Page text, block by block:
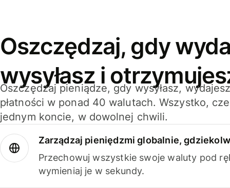
Oszczędzaj, gdy
wysyłasz i
Oszczędzaj pieniądze, gdy wysyłasz,
płatności w ponad 40 walutach. Wszystko,
jednym koncie, w dowolnej chwili.
Zarządzaj pieniędzmi globalnie,
Przechowuj wszystkie swoje waluty pod
wymieniaj je w sekundy.